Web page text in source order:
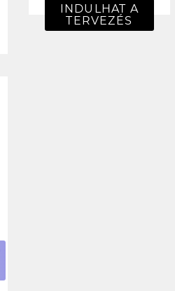
INDULHAT A
TERVEZÉS